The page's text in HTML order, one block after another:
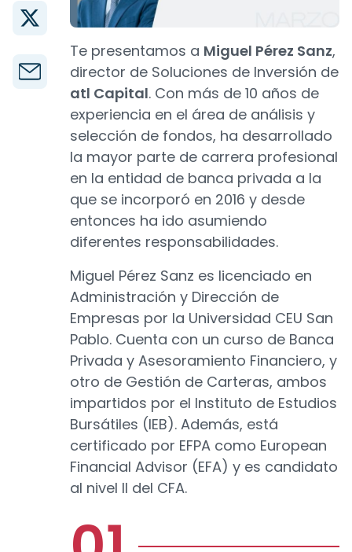
Te presentamos a Miguel Pérez Sanz,
director de Soluciones de Inversión de
atl Capital. Con más de 10 años de
experiencia en el área de análisis y
selección de fondos, ha desarrollado
la mayor parte de carrera profesional
en la entidad de banca privada a la
que se incorporó en 2016 y desde
entonces ha ido asumiendo
diferentes responsabilidades.
Miguel Pérez Sanz es licenciado en
Administración y Dirección de
Empresas por la Universidad CEU San
Pablo. Cuenta con un curso de Banca
Privada y Asesoramiento Financiero, y
otro de Gestión de Carteras, ambos
impartidos por el Instituto de Estudios
Bursátiles (IEB). Además, está
certificado por EFPA como European
Financial Advisor (EFA) y es candidato
al nivel II del CFA.